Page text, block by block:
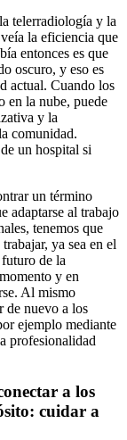
telerradiología y la
la eficiencia que
entonces es que
oscuro, y eso es
actual. Cuando los
en la nube, puede
y la
comunidad.
un hospital si
un término
adaptarse al trabajo
tenemos que
ya sea en el
de la
y en
Al mismo
de nuevo a los
ejemplo mediante
profesionalidad
a los
cuidar a